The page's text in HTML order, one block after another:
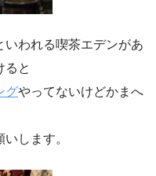
いわれる喫茶エデンがあ
ると
グやってないけどかまへ
します。